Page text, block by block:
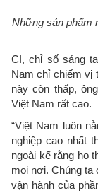
Những sản phẩm
CI, chỉ số sáng
Nam chỉ chiếm vị
này còn thấp,
Việt Nam rất cao.
“Việt Nam luôn
nghiệp cao nhất
ngoài kể rằng họ
mọi nơi. Chúng ta
vận hành của